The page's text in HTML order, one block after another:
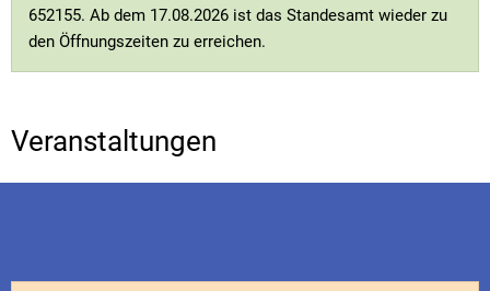
652155. Ab dem 17.08.2026 ist das Standesamt wieder zu
den Öffnungszeiten zu erreichen.
Veranstaltungen